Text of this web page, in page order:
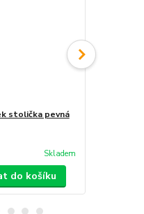
stolička pevná
Skladem
do košíku